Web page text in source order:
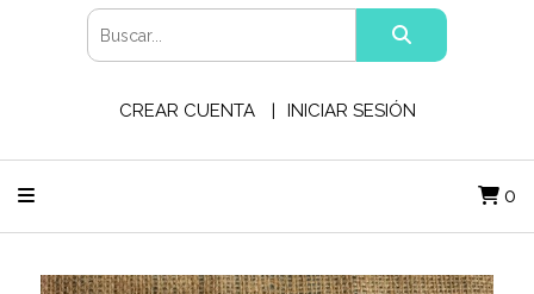
CREAR CUENTA INICIAR SESIÓN
0